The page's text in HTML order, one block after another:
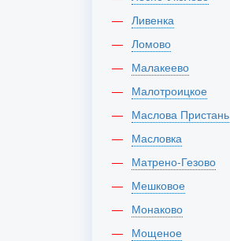
Ливенка
Ломово
Малакеево
Малотроицкое
Маслова Пристань
Масловка
Матрено-Гезово
Мешковое
Монаково
Мощеное